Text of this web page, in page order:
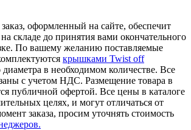
оформленный на сайте, обеспечит
складе до принятия вами окончательного
По вашему желанию поставляемые
крышками Twist off
в необходимом количестве. Все
с учетом НДС. Размещение товара в
публичной офертой. Все цены в каталоге
целях, и могут отличаться от
заказа, просим уточнять стоимость